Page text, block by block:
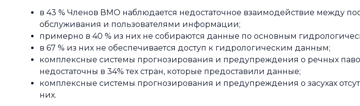
в 43 % Членов ВМО наблюдается недостаточное взаимодействие между
обслуживания и пользователями информации;
примерно в 40 % из них не собираются данные по основным
в 67 % из них не обеспечивается доступ к гидрологическим данным;
комплексные системы прогнозирования и предупреждения о речных
недостаточны в 34% тех стран, которые предоставили данные;
комплексные системы прогнозирования и предупреждения о засухах
них.